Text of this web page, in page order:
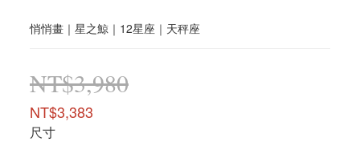
悄悄畫｜星之鯨｜12星座｜天秤座
NT$3,980
NT$3,383
尺寸